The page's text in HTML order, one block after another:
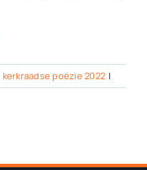
kerkraadse poëzie 2022 |